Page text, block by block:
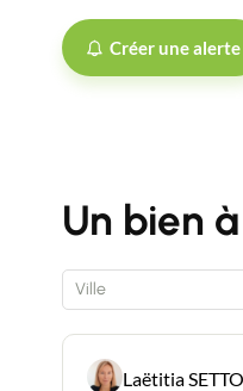
Créer une alerte
Un bien
Ville
Laëtitia SETTO